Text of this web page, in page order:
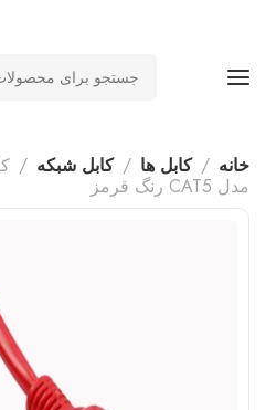
خانه کابل ها کابل شبکه
مدل CAT5 رنگ قرمز